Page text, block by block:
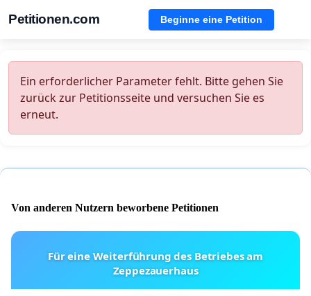
Petitionen.com Beginne eine Petition
Ein erforderlicher Parameter fehlt. Bitte gehen Sie
zurück zur Petitionsseite und versuchen Sie es
erneut.
Von anderen Nutzern beworbene Petitionen
Für eine Weiterführung des Betriebes am
Zeppezauerhaus